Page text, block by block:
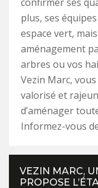
plus, ses
espace vert,
aménagement
arbres ou vos
Vezin Marc,
valorisé et
d’aménager
Informez-vous
VEZIN MARC,
PROPOSE